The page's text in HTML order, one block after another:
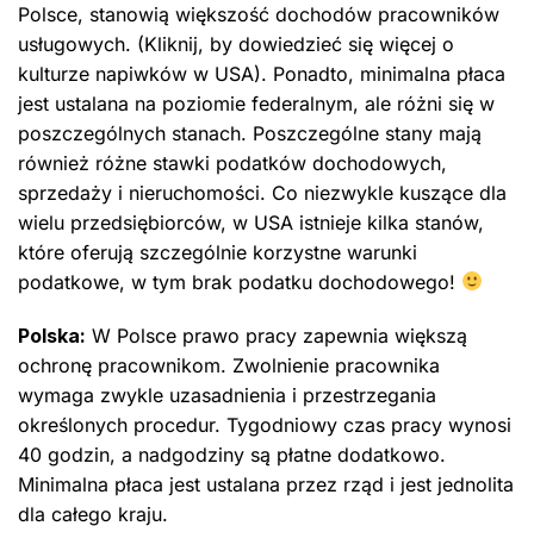
Polsce, stanowią większość dochodów pracowników
usługowych. (Kliknij, by dowiedzieć się więcej o
kulturze napiwków w USA). Ponadto, minimalna płaca
jest ustalana na poziomie federalnym, ale różni się w
poszczególnych stanach. Poszczególne stany mają
również różne stawki podatków dochodowych,
sprzedaży i nieruchomości. Co niezwykle kuszące dla
wielu przedsiębiorców, w USA istnieje kilka stanów,
które oferują szczególnie korzystne warunki
podatkowe, w tym brak podatku dochodowego!
Polska: W Polsce prawo pracy zapewnia większą
ochronę pracownikom. Zwolnienie pracownika
wymaga zwykle uzasadnienia i przestrzegania
określonych procedur. Tygodniowy czas pracy wynosi
40 godzin, a nadgodziny są płatne dodatkowo.
Minimalna płaca jest ustalana przez rząd i jest jednolita
dla całego kraju.